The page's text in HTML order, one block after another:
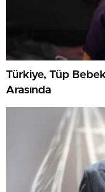
Türkiye, Tüp
Arasında